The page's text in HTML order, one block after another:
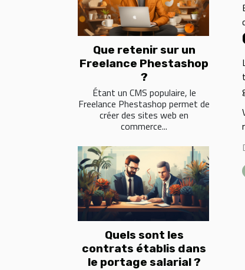
Que retenir sur un
Freelance Phestashop
?
Étant un CMS populaire, le
Freelance Phestashop permet de
créer des sites web en
commerce...
Quels sont les
contrats établis dans
le portage salarial ?